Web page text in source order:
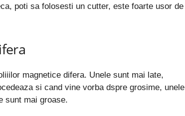
poti sa folosesti un cutter, este foarte usor de
magnetice difera. Unele sunt mai late,
si cand vine vorba dspre grosime, unele
sunt mai groase.